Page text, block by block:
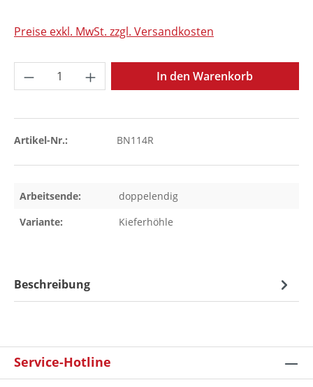
Preise exkl. MwSt. zzgl. Versandkosten
Produkt Anzahl: Gib den gewünschten
In den Warenkorb
Artikel-Nr.: BN114R
Arbeitsende:
doppelendig
Variante:
Kieferhöhle
Beschreibung
Service-Hotline